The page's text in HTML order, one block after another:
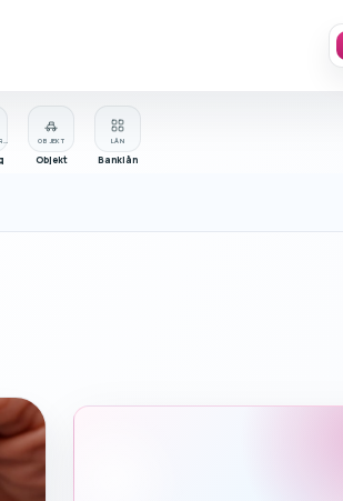
OBJEKT
Objekt
LÅN
Banklån